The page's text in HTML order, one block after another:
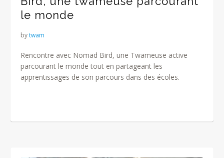
le monde
bytwam
Rencontre avec Nomad Bird, une Twameuse active
parcourant le monde tout en partageant les
apprentissages de son parcours dans des écoles.